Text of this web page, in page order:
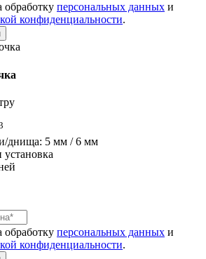
обработку персональных данных и
конфиденциальности.
днища: 5 мм / 6 мм
установка
обработку персональных данных и
конфиденциальности.